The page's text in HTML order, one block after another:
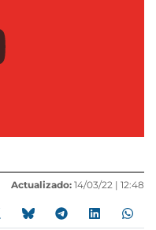
Actualizado: 14/03/22 | 12:48